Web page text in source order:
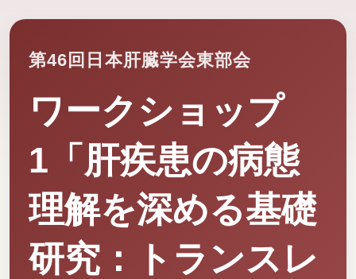
第46回日本肝臓学会東部会
ワークショップ
1「肝疾患の病態
理解を深める基礎
研究：トランスレ